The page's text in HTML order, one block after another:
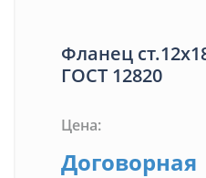
Фланец
ГОСТ 12820
Цена:
Договорная